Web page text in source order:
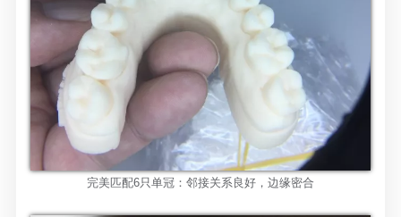
完美匹配6只单冠：邻接关系良好，边缘密合